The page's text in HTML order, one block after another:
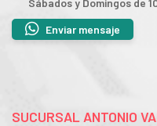
Sábados y Domingos de
Enviar mensaje
SUCURSAL ANTONIO